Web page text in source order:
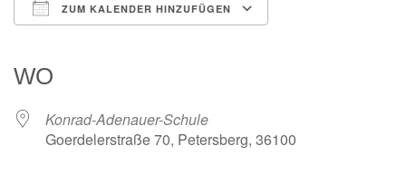
ZUM KALENDER HINZUFÜGEN
WO
Konrad-Adenauer-Schule
Goerdelerstraße 70, Petersberg, 36100